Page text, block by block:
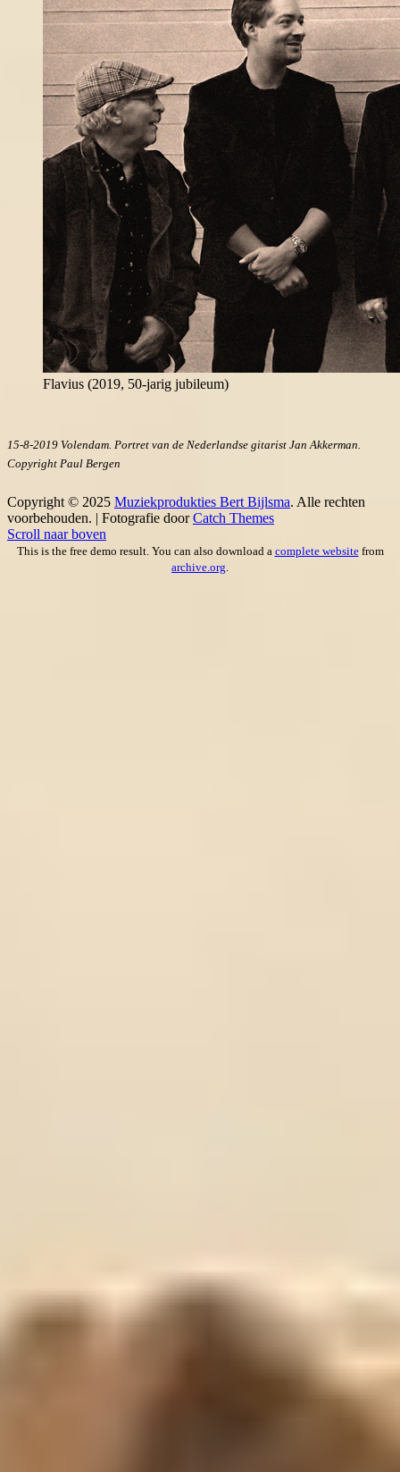
Flavius (2019, 50-jarig jubileum)
15-8-2019 Volendam. Portret van de Nederlandse gitarist Jan Akkerman.
Copyright Paul Bergen
Copyright © 2025 Muziekprodukties Bert Bijlsma. Alle rechten
voorbehouden. | Fotografie doorCatch Themes
Scroll naar boven
This is the free demo result. You can also download a complete websitefrom
archive.org.